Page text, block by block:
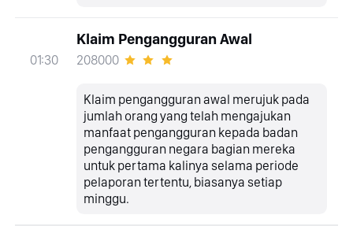
01:30
Klaim Pengangguran Awal
208000
Klaim pengangguran awal merujuk pada
jumlah orang yang telah mengajukan
manfaat pengangguran kepada badan
pengangguran negara bagian mereka
untuk pertama kalinya selama periode
pelaporan tertentu, biasanya setiap
minggu.